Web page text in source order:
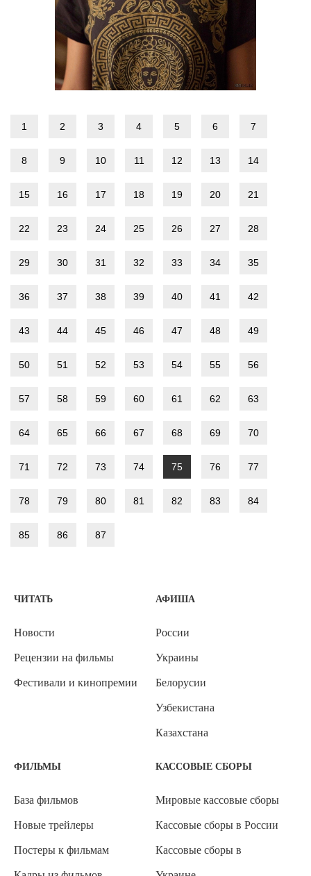
1 2 3 4 5 6 7
8 9 10 11 12 13 14
15 16 17 18 19 20 21
22 23 24 25 26 27 28
29 30 31 32 33 34 35
36 37 38 39 40 41 42
43 44 45 46 47 48 49
50 51 52 53 54 55 56
57 58 59 60 61 62 63
64 65 66 67 68 69 70
71 72 73 74 75 76 77
78 79 80 81 82 83 84
85 86 87
ЧИТАТЬ
Новости
Рецензии на фильмы
Фестивали и кинопремии
АФИША
России
Украины
Белорусии
Узбекистана
Казахстана
ФИЛЬМЫ
База фильмов
Новые трейлеры
Постеры к фильмам
КАССОВЫЕ СБОРЫ
Мировые кассовые сборы
Кассовые сборы в России
Кассовые сборы в